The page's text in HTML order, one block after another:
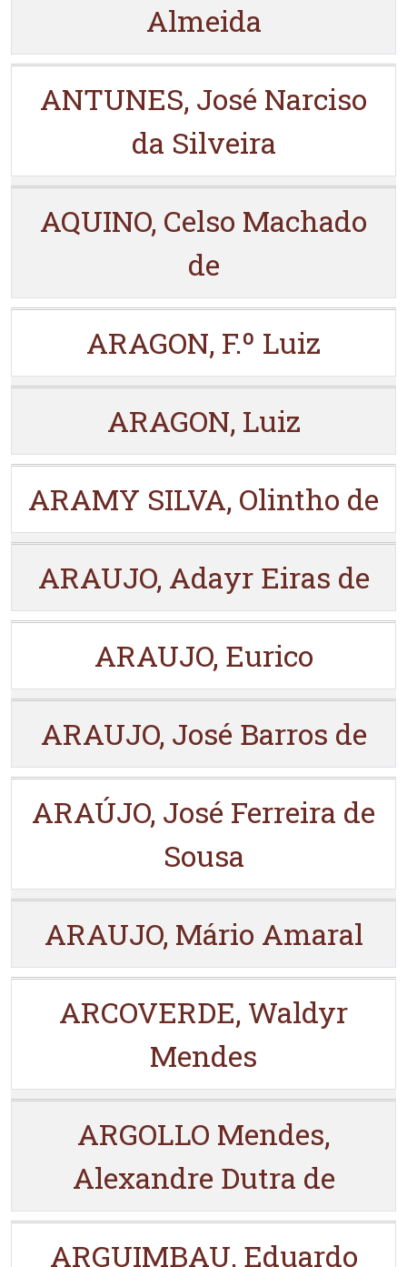
Almeida
ANTUNES, José Narciso
da Silveira
AQUINO, Celso Machado
de
ARAGON, F.º Luiz
ARAGON, Luiz
ARAMY SILVA, Olintho de
ARAUJO, Adayr Eiras de
ARAUJO, Eurico
ARAUJO, José Barros de
ARAÚJO, José Ferreira de
Sousa
ARAUJO, Mário Amaral
ARCOVERDE, Waldyr
Mendes
ARGOLLO Mendes,
Alexandre Dutra de
ARGUIMBAU, Eduardo